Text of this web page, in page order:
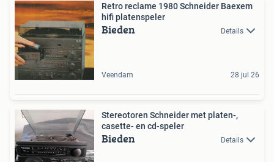
Retro reclame 1980 Schneider Baexem
hifi platenspeler
Bieden Details
Veendam 28 jul 26
Stereotoren Schneider met platen-,
casette- en cd-speler
Bieden Details